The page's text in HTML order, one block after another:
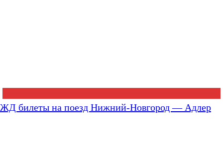
ЖД билеты на поезд Нижний-Новгород — Адлер